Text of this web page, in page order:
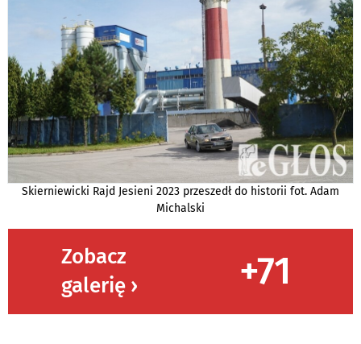
Skierniewicki Rajd Jesieni 2023 przeszedł do historii fot. Adam
Michalski
Zobacz
galerię ›
+71